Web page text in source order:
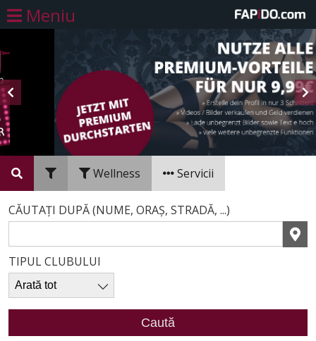
Meniu
Wellness Servicii
CĂUTAȚI DUPĂ (NUME, ORAȘ, STRADĂ, ...)
TIPUL CLUBULUI
Caută